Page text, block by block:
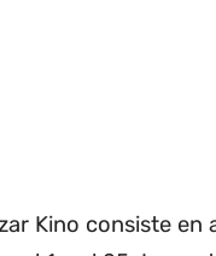
Kino consiste en